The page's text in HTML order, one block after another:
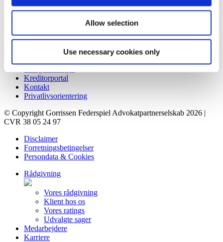
Allow selection
Use necessary cookies only
contact@gorrissenfederspiel.com
Forretningsbetingelser
Kreditorportal
Kontakt
Privatlivsorientering
© Copyright Gorrissen Federspiel Advokatpartnerselskab 2026 |
CVR 38 05 24 97
Disclaimer
Forretningsbetingelser
Persondata & Cookies
Rådgivning
Vores rådgivning
Klient hos os
Vores ratings
Udvalgte sager
Medarbejdere
Karriere